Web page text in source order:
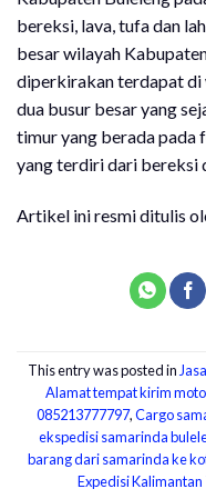
bereksi, lava, tufa dan
besar wilayah
diperkirakan terdapat di
dua busur besar yang
timur yang berada pada
yang terdiri dari bereksi
Artikel ini resmi ditulis
This entry was posted in
Alamat tempat kirim
085213777797,Cargo
ekspedisi samarinda
barang dari samarinda ke
Expedisi